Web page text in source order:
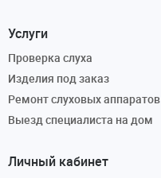
Услуги
Проверка слуха
Изделия под заказ
Ремонт слуховых аппаратов
Выезд специалиста на дом
Личный кабинет